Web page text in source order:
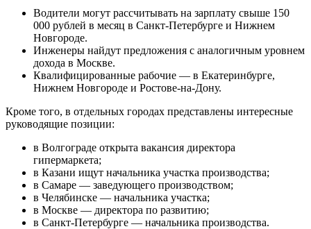
Водители могут рассчитывать на зарплату свыше 150
000 рублей в месяц в Санкт‑Петербурге и Нижнем
Новгороде.
Инженеры найдут предложения с аналогичным уровнем
дохода в Москве.
Квалифицированные рабочие — в Екатеринбурге,
Нижнем Новгороде и Ростове‑на‑Дону.
Кроме того, в отдельных городах представлены интересные
руководящие позиции:
в Волгограде открыта вакансия директора
гипермаркета;
в Казани ищут начальника участка производства;
в Самаре — заведующего производством;
в Челябинске — начальника участка;
в Москве — директора по развитию;
в Санкт‑Петербурге — начальника производства.